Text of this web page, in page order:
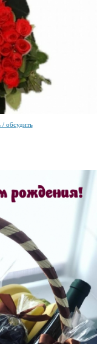
/ обсудить